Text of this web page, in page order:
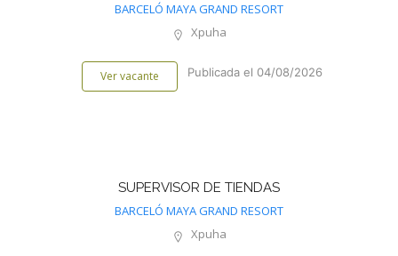
BARCELÓ MAYA GRAND RESORT
Xpuha
Ver vacante Publicada el 04/08/2026
SUPERVISOR DE TIENDAS
BARCELÓ MAYA GRAND RESORT
Xpuha